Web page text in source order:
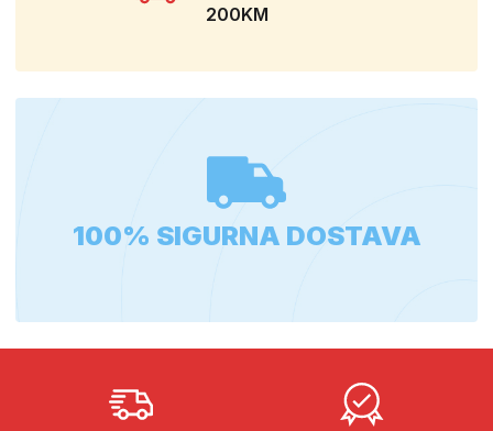
200KM
100% SIGURNA DOSTAVA